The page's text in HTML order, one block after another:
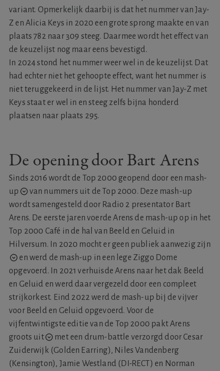
variant. Opmerkelijk daarbij is dat het nummer van Jay-
Z en Alicia Keys in 2020 een grote sprong maakte en van
plaats 782 naar 309 steeg. Daarmee wordt het effect van
de keuzelijst nog maar eens bevestigd.
In 2024 stond het nummer weer wel in de keuzelijst. Dat
had echter niet het gehoopte effect, want het nummer is
niet teruggekeerd in de lijst. Het nummer van Jay-Z met
Keys staat er wel in en steeg zelfs bijna honderd
plaatsen naar plaats 295.
De opening door Bart Arens
Sinds 2016 wordt de Top 2000 geopend door een mash-
up
van nummers uit de Top 2000. Deze mash-up
wordt samengesteld door Radio 2 presentator Bart
Arens. De eerste jaren voerde Arens de mash-up op in het
Top 2000 Café in de hal van Beeld en Geluid in
Hilversum. In 2020 mocht er geen publiek aanwezig zijn
en werd de mash-up in een lege Ziggo Dome
opgevoerd. In 2021 verhuisde Arens naar het dak Beeld
en Geluid en werd daar vergezeld door een compleet
strijkorkest. Eind 2022 werd de mash-up bij de vijver
voor Beeld en Geluid opgevoerd. Voor de
vijfentwintigste editie van de Top 2000 pakt Arens
groots uit
met een drum-battle verzorgd door Cesar
Zuiderwijk (Golden Earring), Niles Vandenberg
(Kensington), Jamie Westland (DI-RECT) en Norman